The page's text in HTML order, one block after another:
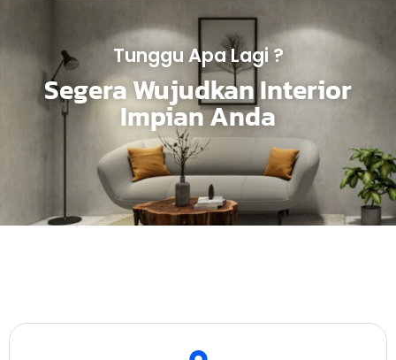
Tunggu Apa Lagi ?
Segera Wujudkan Interior
Impian Anda